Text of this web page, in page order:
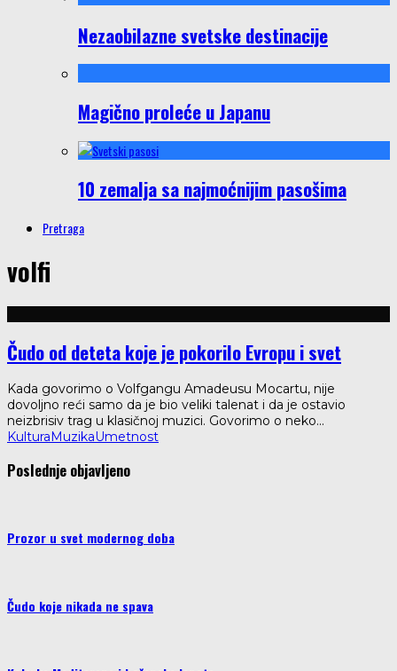
Nezaobilazne svetske destinacije
Magično proleće u Japanu
10 zemalja sa najmoćnijim pasošima
Pretraga
volfi
Čudo od deteta koje je pokorilo Evropu i svet
Kada govorimo o Volfgangu Amadeusu Mocartu, nije
dovoljno reći samo da je bio veliki talenat i da je ostavio
neizbrisiv trag u klasičnoj muzici. Govorimo o neko...
KulturaMuzikaUmetnost
Poslednje objavljeno
Prozor u svet modernog doba
Čudo koje nikada ne spava